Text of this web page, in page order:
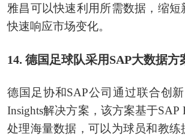
雅昌可以快速利用所需数据，缩短
快速响应市场变化。
14. 德国足球队采用SAP大数据方
德国足协和SAP公司通过联合创新
Insights解决方案，该方案基于
处理海量数据，可以为球员和教练